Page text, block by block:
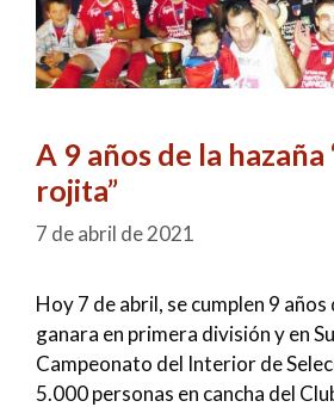
A 9 años de la hazaña
rojita”
7 de abril de 2021
Hoy 7 de abril, se cumplen 9
ganara en primera división y en
Campeonato del Interior de
5.000 personas en cancha del